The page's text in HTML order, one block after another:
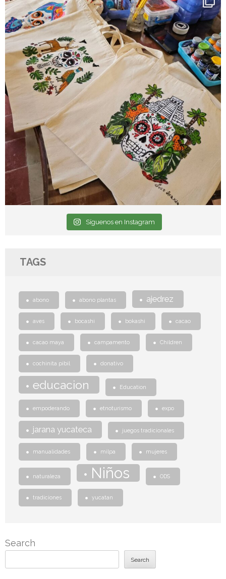
Síguenos en Instagram
TAGS
abono abono plantas ajedrez
aves bocashi bokashi cacao
cacao maya campamento Children
cochinita pibil donativo
educacion Education
empoderando etnoturismo expo
jarana yucateca juegos tradicionales
manualidades milpa mujeres
naturaleza Niños ODS
tradiciones yucatan
Search
Search